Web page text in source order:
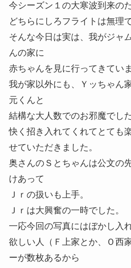
今シーズン１の大寒波到来の
どちらにしろフライトは無理
そんな今日は実は、我がジャ
んの家に
赤ちゃんを見に行ってきていま
我が家以外にも、Ｙッちゃん
元くんと
結構な大人数でのお邪魔でし
快く招き入れてくれてとても
せていただきました。
奥さんのＳとちゃんは公文の
けあって
Ｊｒの扱いも上手。
Ｊｒは大興奮の一時でした。
一応今回の写真にはぼかし入
欲しい人（Ｆ上家とか、Ｏ西
ーが数枚あるから